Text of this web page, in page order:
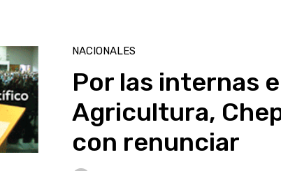
NACIONALES
Por las internas
Agricultura,
con renunciar